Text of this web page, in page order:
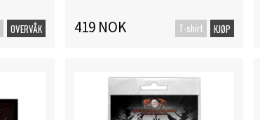
OVERVÅK 419 NOK T-shirt KJØP